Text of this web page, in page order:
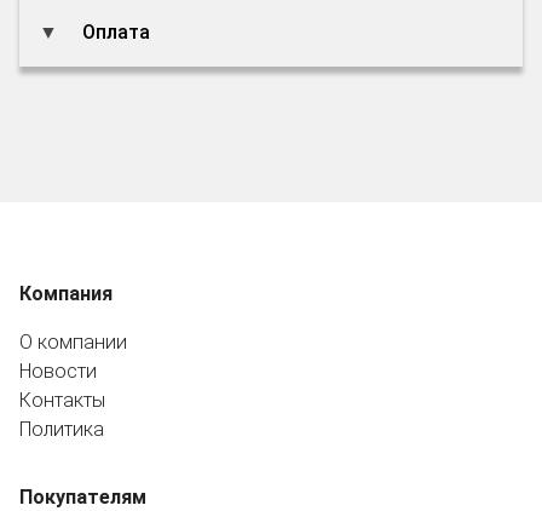
Оплата
Компания
О компании
Новости
Контакты
Политика
Покупателям